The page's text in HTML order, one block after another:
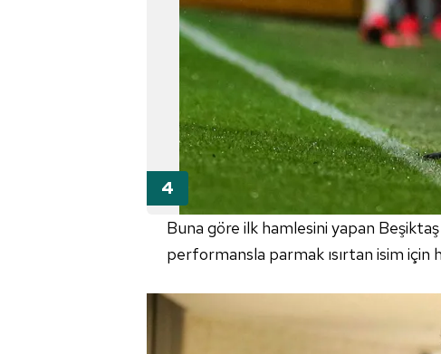
Buna göre ilk hamlesini yapan
performansla parmak ısırtan isim için